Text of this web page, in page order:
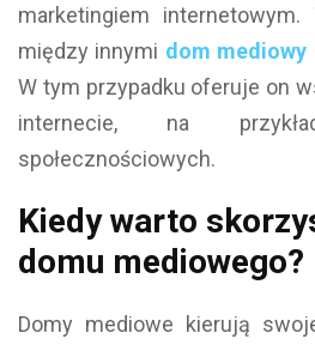
marketingiem internetowym.
między innymi dom mediowy
W tym przypadku oferuje on
internecie, na
społecznościowych.
Kiedy warto
domu mediowego?
Domy mediowe kierują